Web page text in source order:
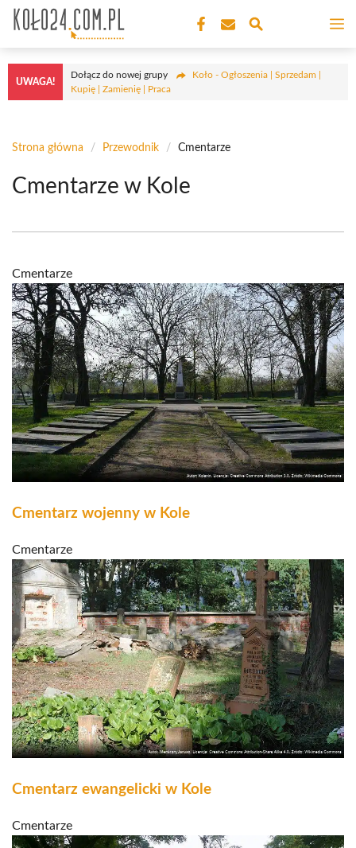
Przejdź
treści
UWAGA!
Dołącz do nowej grupy
Koło - Ogłoszenia | Sprzedam |
Kupię | Zamienię | Praca
Strona główna / Przewodnik / Cmentarze
Cmentarze w Kole
Cmentarze
Cmentarz wojenny w Kole
Cmentarze
Cmentarz ewangelicki w Kole
Cmentarze